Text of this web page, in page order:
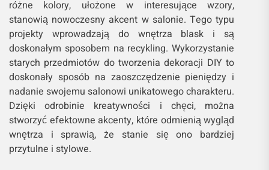
10. Przemiana starych płytek CD w
dekoracje
Stare płyty CD można wykorzystać do stworzenia
efektownych dekoracji ściennych. Pomalowane na
różne kolory, ułożone w interesujące wzory,
stanowią nowoczesny akcent w salonie. Tego typu
projekty wprowadzają do wnętrza blask i są
doskonałym sposobem na recykling. Wykorzystanie
starych przedmiotów do tworzenia dekoracji DIY to
doskonały sposób na zaoszczędzenie pieniędzy i